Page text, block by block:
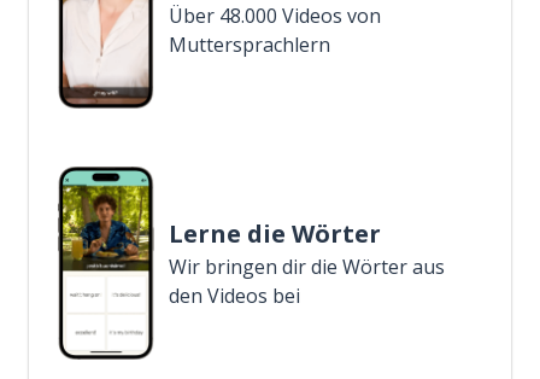
Über 48.000 Videos von
Muttersprachlern
Lerne die Wörter
Wir bringen dir die Wörter aus
den Videos bei